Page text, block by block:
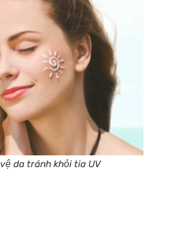
da tránh khỏi tia UV